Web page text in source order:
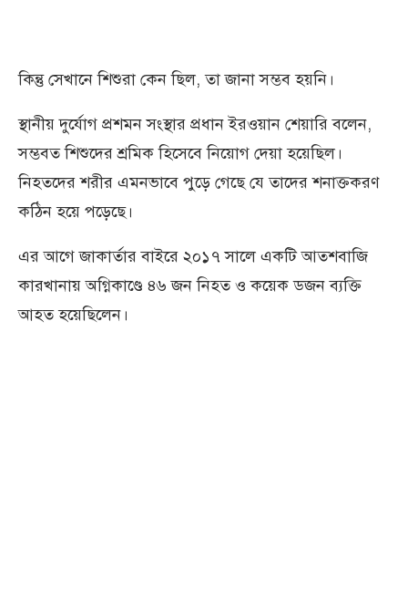
কিন্তু সেখানে শিশুরা কেন ছিল, তা জানা সম্ভব হয়নি।
স্থানীয় দুর্যোগ প্রশমন সংস্থার প্রধান ইরওয়ান শেয়ারি বলেন,
সম্ভবত শিশুদের শ্রমিক হিসেবে নিয়োগ দেয়া হয়েছিল।
নিহতদের শরীর এমনভাবে পুড়ে গেছে যে তাদের শনাক্তকরণ
কঠিন হয়ে পড়েছে।
এর আগে জাকার্তার বাইরে ২০১৭ সালে একটি আতশবাজি
কারখানায় অগ্নিকাণ্ডে ৪৬ জন নিহত ও কয়েক ডজন ব্যক্তি
আহত হয়েছিলেন।